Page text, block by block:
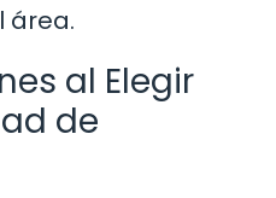
área.
al Elegir
de